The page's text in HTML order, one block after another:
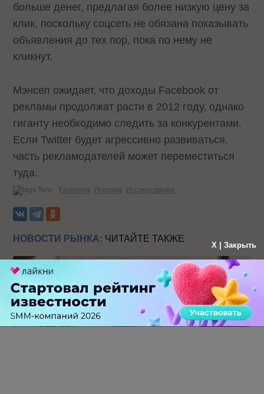
больше денег, предлагая более низкую цену за
клик, поскольку соцсеть не обязана показывать
объявления до тех пор, пока по нему не
кликнут.
Мэнсел ожидает, что доходы Facebook от
рекламы продолжат расти в 2012 году, однако
гиганту необходимо следить за конкурентами.
Если Twitter будет агрессивно развиваться,
часть рекламодателей может переместиться
туда.
Теги: Facebook Реклама Исследования
НОВОСТИ РЫНКА: ЧИТАЙТЕ ТАКЖЕ
X | Закрыть